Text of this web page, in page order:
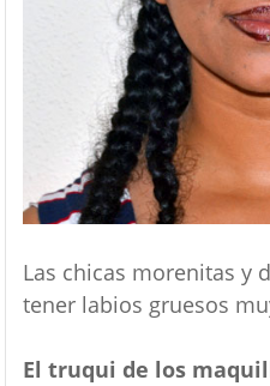
Las chicas morenitas y
tener labios gruesos
El truqui de los